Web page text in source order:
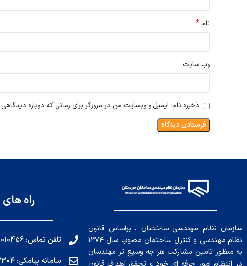
نام*
وب‌ سایت
ذخیره نام، ایمیل و وبسایت من در مرورگر برای زمانی که دوباره
سازمان نظام مهندسی ساختمان ، براساس قانون
نظام مهندسی و کنترل ساختمان مصوب سال ۱۳۷۴
به منظور تامین مشارکت هر چه وسیع تر مهندسان
در انتظام امور حرفه ای خود و تحقق اهداف قانون
راه های
تلفن تماس: 06191010456
سامانه پیامکی: ۳۰۰۰۷۳۰۴